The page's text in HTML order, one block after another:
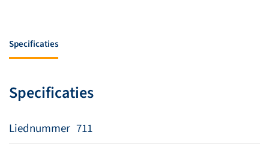
houdt
mensen
been
aantal
Specificaties
Specificaties
Liednummer 711